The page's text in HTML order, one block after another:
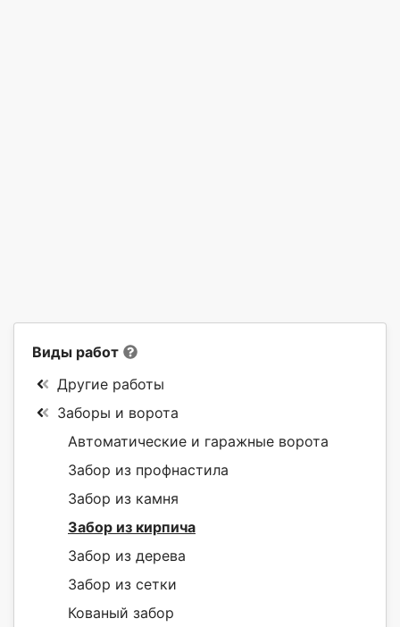
Виды работ
Другие работы
Заборы и ворота
Автоматические и гаражные ворота
Забор из профнастила
Забор из камня
Забор из кирпича
Забор из дерева
Забор из сетки
Кованый забор